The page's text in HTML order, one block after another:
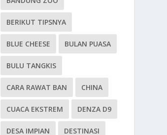
BERIKUT TIPSNYA
BLUE CHEESE BULAN PUASA
BULU TANGKIS
CARA RAWAT BAN CHINA
CUACA EKSTREM DENZA D9
DESA IMPIAN DESTINASI